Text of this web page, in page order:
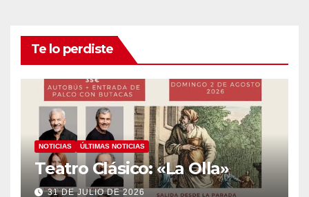
Te lo perdiste
NOTICIAS ÚLTIMAS NOTICIAS
Teatro Clásico: «La Olla»
31 DE JULIO DE 2026